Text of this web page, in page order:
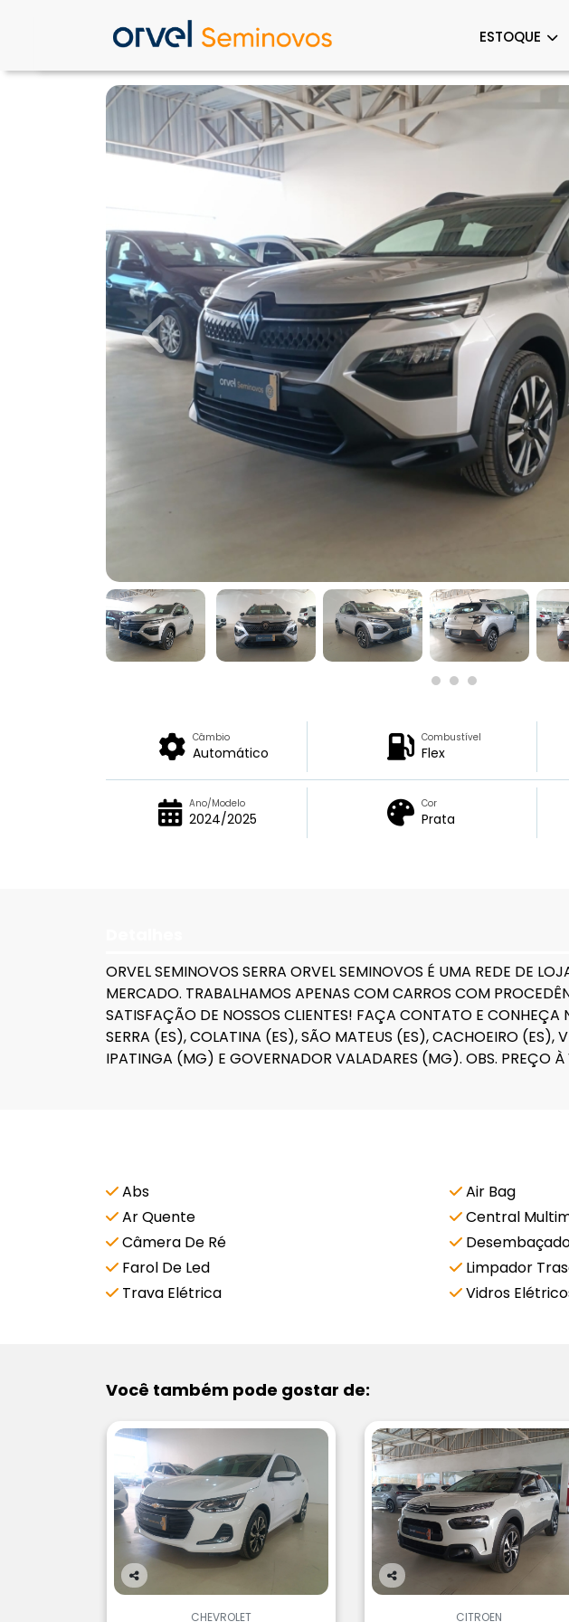
ESTOQUE
Previous
Câmbio
Automático
Combustível
Flex
Ano/Modelo
2024/2025
Cor
Prata
ORVEL SEMINOVOS SERRA ORVEL SEMINOVOS É UMA REDE DE
MERCADO. TRABALHAMOS APENAS COM CARROS COM
SATISFAÇÃO DE NOSSOS CLIENTES! FAÇA CONTATO E
SERRA (ES), COLATINA (ES), SÃO MATEUS (ES), CACHOEIRO (ES),
IPATINGA (MG) E GOVERNADOR VALADARES (MG). OBS. PREÇO À
Abs Air Bag
Ar Quente
Central
Câmera De Ré
Farol De Led
Limpador
Trava Elétrica
Vidros
Você também pode gostar de:
Co
CHEVROLET
Co
CITROEN